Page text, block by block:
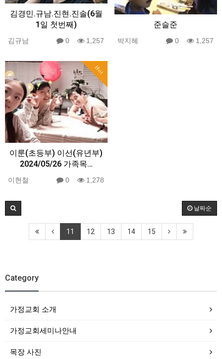
김경민.규남.진현.진솔(6월
1일 첫번째)
김규남 0 1,257
준슬준
박지혜 0 1,257
Hot
이룬(초등부) 이선(유년부)
2024/05/26 가족목…
이현철 0 1,278
날짜순
11 12 13 14 15
Category
가정교회 소개
가정교회세미나안내
목장 사진